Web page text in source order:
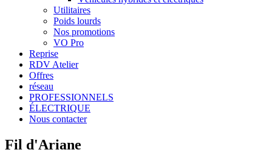
Utilitaires
Poids lourds
Nos promotions
VO Pro
Reprise
RDV Atelier
Offres
réseau
PROFESSIONNELS
ÉLECTRIQUE
Nous contacter
Fil d'Ariane